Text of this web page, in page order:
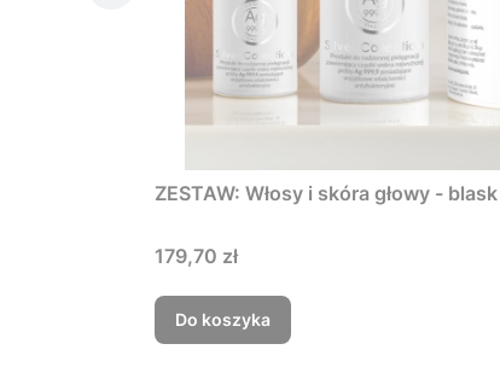
ZESTAW: Włosy i skóra głowy -
179,70 zł
Do koszyka